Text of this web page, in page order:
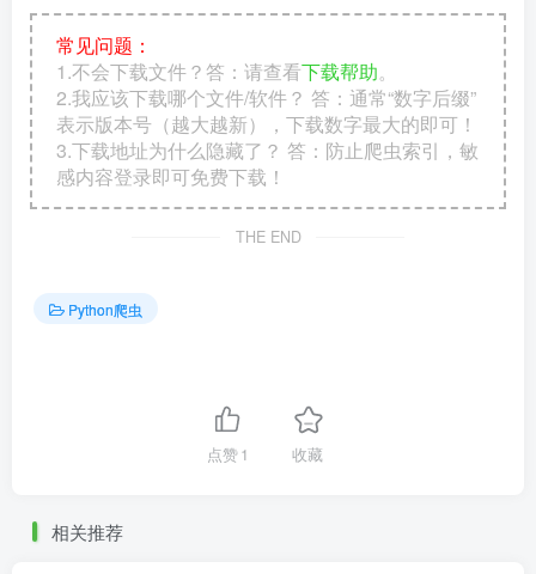
常见问题：
1.不会下载文件？答：请查看下载帮助。
2.我应该下载哪个文件/软件？ 答：通常“数字后缀”
表示版本号（越大越新），下载数字最大的即可！
3.下载地址为什么隐藏了？ 答：防止爬虫索引，敏
感内容登录即可免费下载！
THE END
Python爬虫
点赞1 收藏
相关推荐